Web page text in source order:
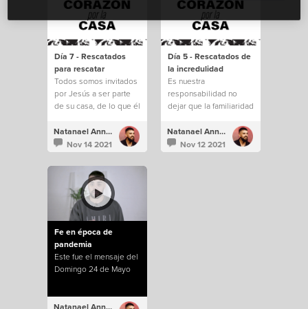
Día 7 - Rescatados
para rescatar
Todos somos invitados
por Jesús a ser parte
de su casa, de lo que él
Natanael Annacondia
Nov 14 2021
Día 5 - Rescatados de
la incredulidad
Es nuestra
responsabilidad no
dejar que la familiaridad
saquen de todo lo que
Dios tiene para
nosotros.
Natanael Annacondia
Nov 12 2021
Fe en época de
pandemia
Este fue el mensaje del
Domingo 24 de Mayo